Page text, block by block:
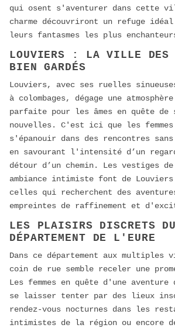
qui osent s'aventurer dans cette
charme découvriront un refuge
leurs fantasmes les plus
LOUVIERS : LA VILLE DES
BIEN GARDÉS
Louviers, avec ses ruelles
à colombages, dégage une
parfaite pour les âmes en quête de
nouvelles. C'est ici que les femmes
s'épanouir dans des rencontres
en savourant l'intensité d’un
détour d’un chemin. Les vestiges
ambiance intimiste font de Louviers
celles qui recherchent des
empreintes de raffinement et
LES PLAISIRS DISCRETS DU
DÉPARTEMENT DE L'EURE
Dans ce département aux multiples
coin de rue semble receler une
Les femmes en quête d'une
se laisser tenter par des lieux
rendez-vous nocturnes dans les
intimistes de la région ou encore